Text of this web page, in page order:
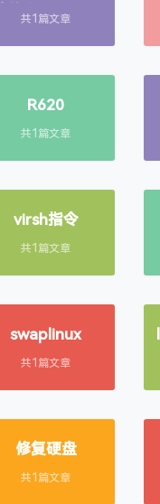
件状态 DELL 服
共1篇文章
R620
共1篇文章
virsh指令
共1篇文章
swaplinux
共1篇文章
修复硬盘
共1篇文章